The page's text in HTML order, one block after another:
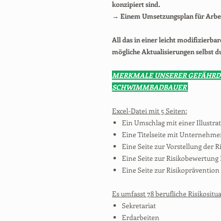
konzipiert sind.
→ Einem Umsetzungsplan für
All das in einer leicht
mögliche Aktualisierungen selbst
MERKMALE UNSERER
SCHWIMMBADBAUER
Excel-Datei mit 5 Seiten:
Ein Umschlag mit einer
Eine Titelseite mit
Eine Seite zur Vorstellung der
Eine Seite zur Risikobewertung
Eine Seite zur
Es umfasst 78 berufliche
Sekretariat
Erdarbeiten